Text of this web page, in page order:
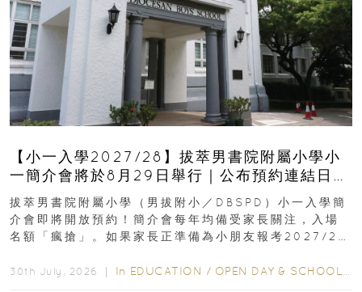
【小一入學2027/28】拔萃男書院附屬小學小
一簡介會將於8月29日舉行｜公布預約連結日期
｜更設有網上重溫
拔萃男書院附屬小學（男拔附小／DBSPD）小一入學簡
介會即將開放預約！簡介會每年均備受家長關注，入場
名額「瘋搶」。如果家長正準備為小朋友報考2027/28
30th July, 2026 ｜ In EDUCATION / OPEN DAY & SCHOOL EVENTS